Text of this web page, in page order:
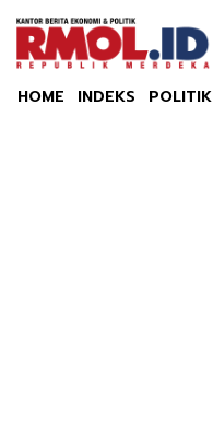
HOME INDEKS POLITIK